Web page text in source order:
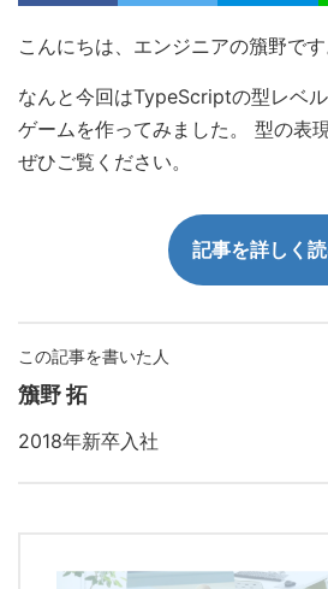
こんにちは、エンジニアの籏野です
なんと今回はTypeScriptの型レベ
ゲームを作ってみました。 型の表
ぜひご覧ください。
記事を詳しく
この記事を書いた人
籏野 拓
2018年新卒入社